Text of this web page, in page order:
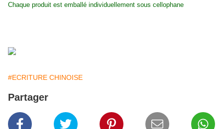
Chaque produit est emballé individuellement sous cellophane
#ECRITURE CHINOISE
Partager